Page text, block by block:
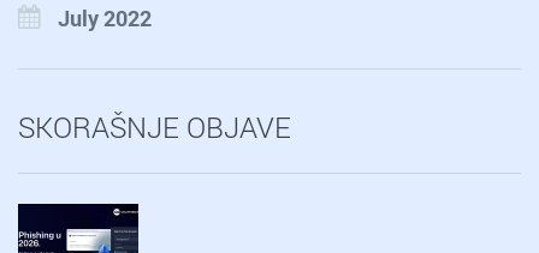
July 2022
SKORAŠNJE OBJAVE